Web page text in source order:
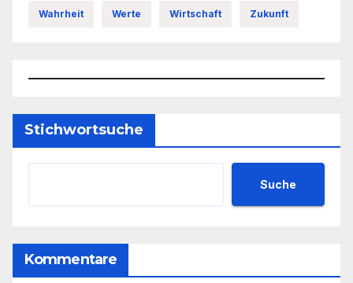
Wahrheit Werte Wirtschaft Zukunft
Stichwortsuche
Suche
Kommentare